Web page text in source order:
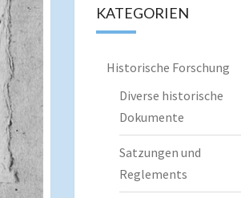
KATEGORIEN
Historische Forschung
Diverse historische
Dokumente
Satzungen und
Reglements